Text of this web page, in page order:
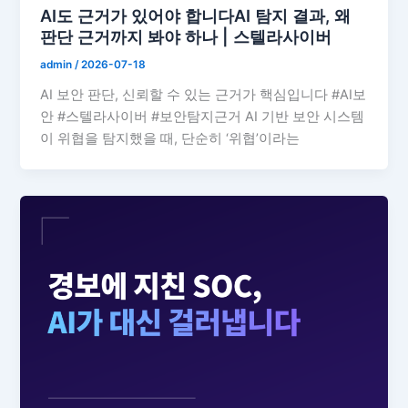
AI도 근거가 있어야 합니다AI 탐지 결과, 왜
판단 근거까지 봐야 하나 | 스텔라사이버
admin/2026-07-18
AI 보안 판단, 신뢰할 수 있는 근거가 핵심입니다 #AI보
안 #스텔라사이버 #보안탐지근거 AI 기반 보안 시스템
이 위협을 탐지했을 때, 단순히 ‘위협’이라는